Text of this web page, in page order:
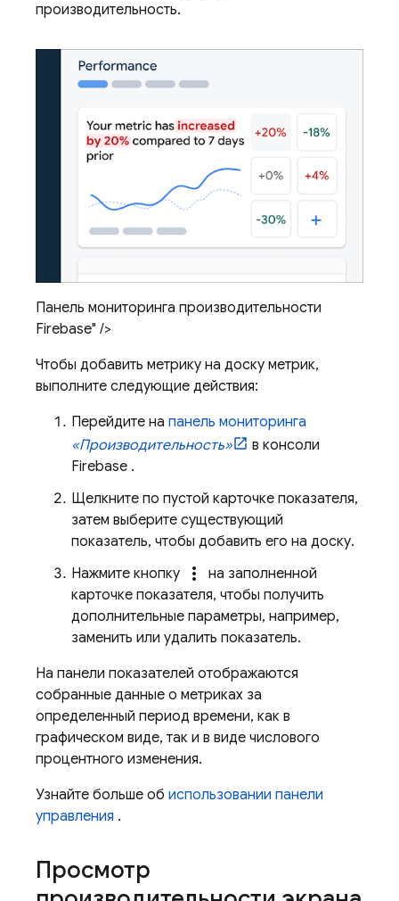
производительность.
Панель мониторинга производительности
Firebase" />
Чтобы добавить метрику на доску метрик,
выполните следующие действия:
Перейдите на панель мониторинга
«Производительность»
в консоли
Firebase .
Щелкните по пустой карточке показателя,
затем выберите существующий
показатель, чтобы добавить его на доску.
Нажмите кнопку
more_vert
на заполненной
карточке показателя, чтобы получить
дополнительные параметры, например,
заменить или удалить показатель.
На панели показателей отображаются
собранные данные о метриках за
определенный период времени, как в
графическом виде, так и в виде числового
процентного изменения.
Узнайте больше об использовании панели
управления .
Просмотр